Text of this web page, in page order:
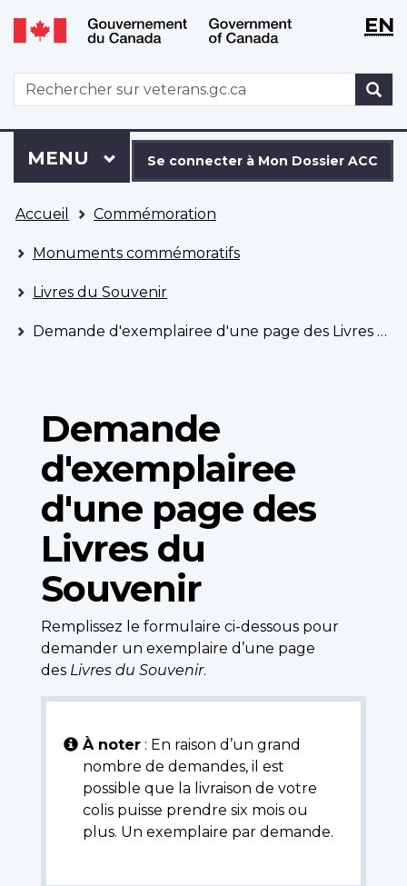
Aller
au
principal
Passer
à
version
HTML
simplifiée
WxT
WxTEN
WxT
Search
form
connecter
à
Dossier
ACC
Se connecter à Mon Dossier ACC
Menu
MENU PRINCIPAL
êtes
ici
Accueil Commémoration
Monuments commémoratifs
Livres du Souvenir
Demande d'exemplairee d'une page des Livres du Souvenir
Demande
d'exemplairee
d'une page des
Livres du
Souvenir
Remplissez le formulaire ci-dessous pour
demander un exemplaire d’une page
des Livres du Souvenir.
À noter : En raison d’un grand
nombre de demandes, il est
possible que la livraison de votre
colis puisse prendre six mois ou
plus. Un exemplaire par demande.